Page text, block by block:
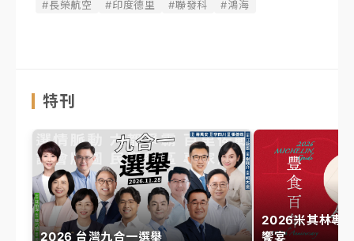
#長榮航空 #印度德里 #聯發科 #鴻海
特刊
2026 台灣九合一選舉
2026米其林專
饗宴